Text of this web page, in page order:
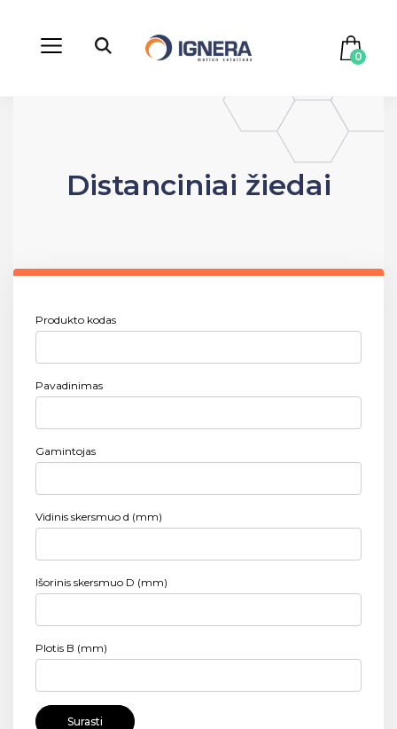
0
Distanciniai žiedai
Produkto kodas
Pavadinimas
Gamintojas
Vidinis skersmuo d (mm)
Išorinis skersmuo D (mm)
Plotis B (mm)
Surasti